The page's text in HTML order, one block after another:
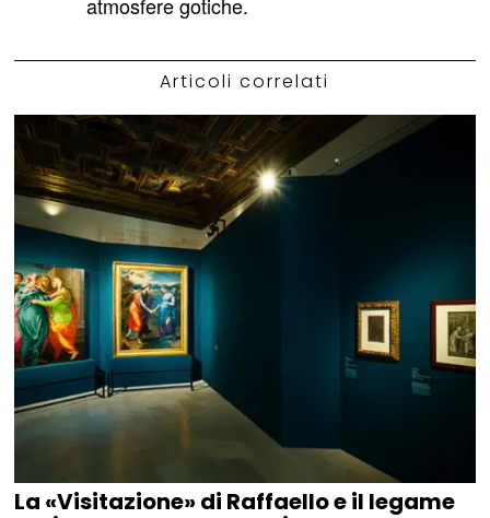
atmosfere gotiche.
Articoli correlati
La «Visitazione» di Raffaello e il legame